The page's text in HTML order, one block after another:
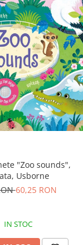
"Zoo sounds",
Usborne
60,25 RON
IN STOC